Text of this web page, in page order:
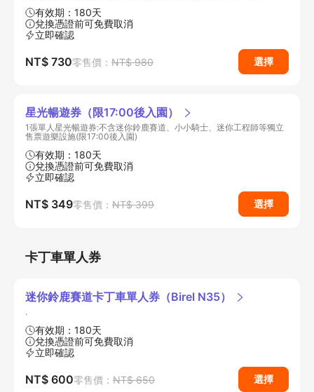
有效期：180天
兌換憑證前可免費取消
立即確認
零售價： NT$ 980
NT$ 730 選擇
星光暢遊券（限17:00後入園）
1張單人星光暢遊券:不含迷你鈴鹿賽道、小小騎士、迷你工程師等獨立
售票遊樂設施(限17:00後入園)
有效期：180天
兌換憑證前可免費取消
立即確認
零售價： NT$ 399
NT$ 349 選擇
卡丁車單人券
迷你鈴鹿賽道卡丁車單人券（Birel N35）
.
有效期：180天
兌換憑證前可免費取消
立即確認
零售價： NT$ 650
NT$ 600 選擇